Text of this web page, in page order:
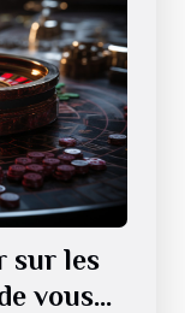
sur les
vous